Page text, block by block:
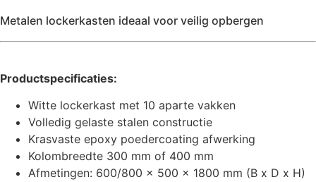
Metalen lockerkasten ideaal voor veilig opbergen
Productspecificaties:
Witte lockerkast met 10 aparte vakken
Volledig gelaste stalen constructie
Krasvaste epoxy poedercoating afwerking
Kolombreedte 300 mm of 400 mm
Afmetingen: 600/800 x 500 x 1800 mm (B x D x H)